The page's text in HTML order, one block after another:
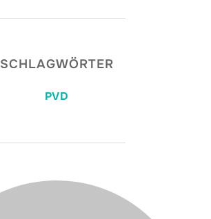
SCHLAGWÖRTER
PVD
BEITRAGSAUTOR